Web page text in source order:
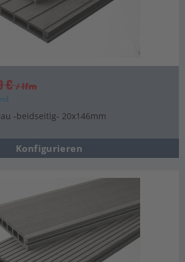
€ / lfm
-beidseitig- 20x146mm
Konfigurieren